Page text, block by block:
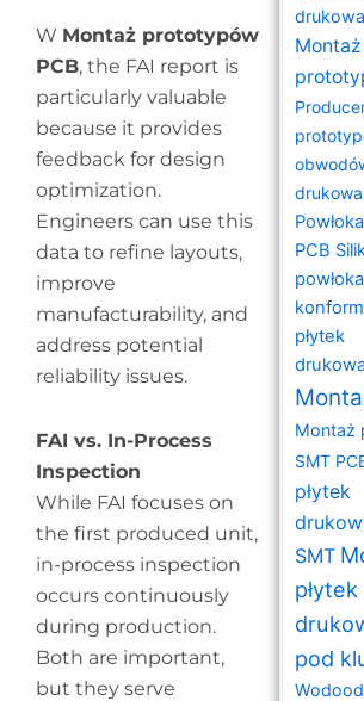
W Montaż prototypów
PCB, the FAI report is
particularly valuable
because it provides
feedback for design
optimization.
Engineers can use this
data to refine layouts,
improve
manufacturability, and
address potential
reliability issues.
FAI vs. In-Process
Inspection
While FAI focuses on
the first produced unit,
in-process inspection
occurs continuously
during production.
Both are important,
but they serve
Montaż
PCB
powłoka
płytek
Montaż
SMT
płytek
SMT
płytek
pod